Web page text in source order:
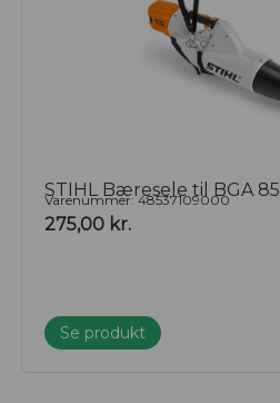
STIHL Bæresele til BGA 85
Varenummer: 48537109000
275,00 kr.
Se produkt